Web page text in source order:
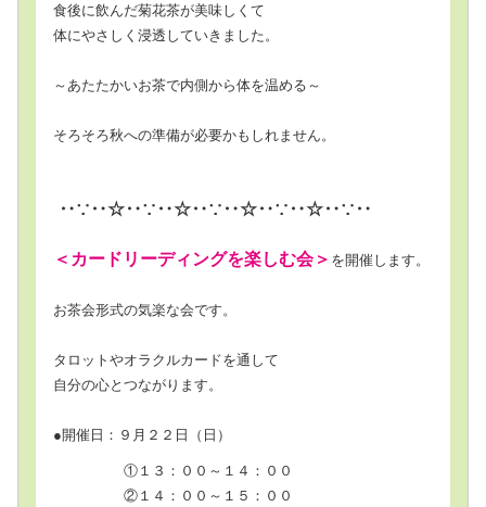
食後に飲んだ菊花茶が美味しくて
体にやさしく浸透していきました。
～あたたかいお茶で内側から体を温める～
そろそろ秋への準備が必要かもしれません。
‥∵‥☆‥∵‥☆‥∵‥☆‥∵‥☆‥∵‥
＜カードリーディングを楽しむ会＞ を開催します。
お茶会形式の気楽な会です。
タロットやオラクルカードを通して
自分の心とつながります。
●開催日：９月２２日（日）
①１３：００～１４：００
②１４：００～１５：００